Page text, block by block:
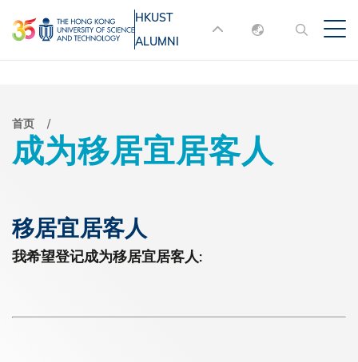
转
到
内
MORE ABOUT HKUST
UNIVERSITY NEWS
ACADEMIC
MAP & DIRECTIONS JOBS@HKUST
HKUST
ALUMNI
English
面
包
首页
成为移居宜居客人
移居宜居客人
我希望登记成为移居宜居客人: